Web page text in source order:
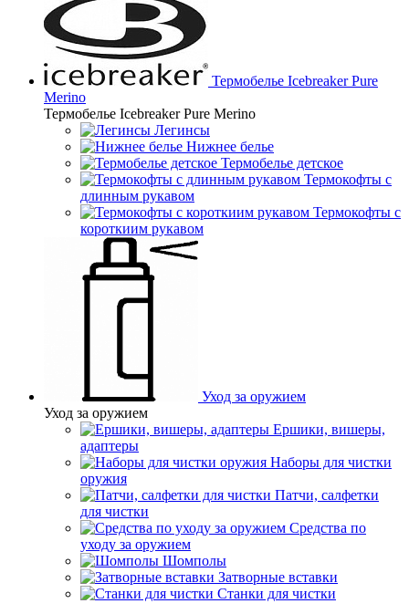
Термобелье Icebreaker Pure
Merino
Термобелье Icebreaker Pure Merino
Легинсы
Нижнее белье
Термобелье детское
Термокофты с
длинным рукавом
Термокофты с
короткиим рукавом
Уход за оружием
Уход за оружием
Ершики, вишеры,
адаптеры
Наборы для чистки
оружия
Патчи, салфетки
для чистки
Средства по
уходу за оружием
Шомполы
Затворные вставки
Станки для чистки